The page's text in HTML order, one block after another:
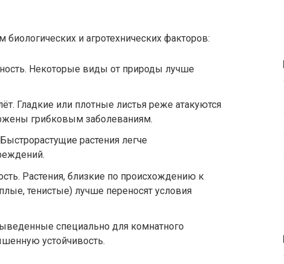
биологических и агротехнических факторов:
Некоторые виды от природы лучше
Гладкие или плотные листья реже атакуются
грибковым заболеваниям.
растения легче
Растения, близкие по происхождению к
тенистые) лучше переносят условия
специально для комнатного
устойчивость.